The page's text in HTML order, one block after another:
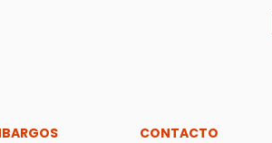
CONTACTO